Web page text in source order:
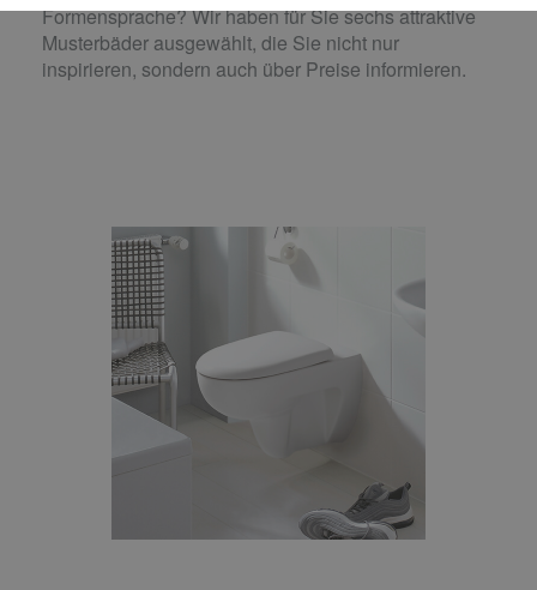
Formensprache? Wir haben für Sie sechs attraktive
Musterbäder ausgewählt, die Sie nicht nur
inspirieren, sondern auch über Preise informieren.